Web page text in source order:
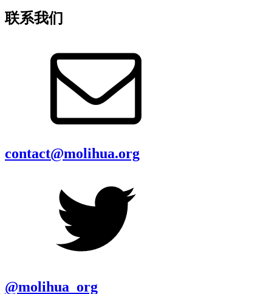
联系我们
contact@molihua.org
@molihua_org